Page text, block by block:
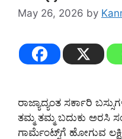
May 26, 2026 by
ರಾಜ್ಯಾದ್ಯಂತ ಸರ್ಕಾರಿ
ತಮ್ಮ ತಮ್ಮ ಬದುಕು ಅರಸಿ
ಗಾರ್ಮೆಂಟ್ಸ್‌ಗೆ ಹೋಗುವ